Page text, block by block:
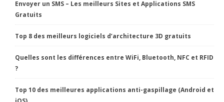
Envoyer un SMS – Les meilleurs Sites et Applications SMS
Gratuits
Top 8 des meilleurs logiciels d’architecture 3D gratuits
Quelles sont les différences entre WiFi, Bluetooth, NFC et RFID
?
Top 10 des meilleures applications anti-gaspillage (Android et